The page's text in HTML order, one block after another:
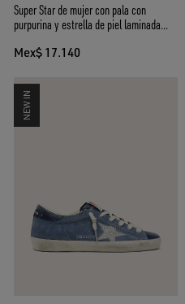
Super Star de mujer con pala con
purpurina y estrella de piel laminada
Mex$ 17.140
NEW IN